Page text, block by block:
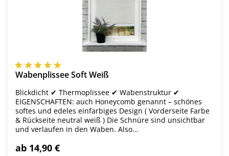
Wabenplissee Soft Weiß
Blickdicht ✔ Thermoplissee ✔ Wabenstruktur ✔
EIGENSCHAFTEN: auch Honeycomb genannt – schönes
softes und edeles einfarbiges Design ( Vorderseite Farbe
& Rückseite neutral weiß ) Die Schnüre sind unsichtbar
und verlaufen in den Waben. Also...
ab 14,90 €